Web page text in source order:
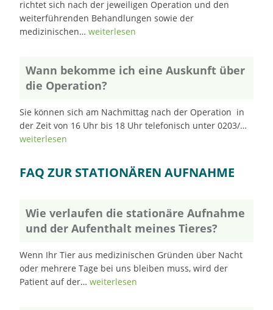
richtet sich nach der jeweiligen Operation und den
weiterführenden Behandlungen sowie der
medizinischen…weiterlesen
Wann bekomme ich eine Auskunft über
die Operation?
Sie können sich am Nachmittag nach der Operation in
der Zeit von 16 Uhr bis 18 Uhr telefonisch unter 0203/…
weiterlesen
FAQ ZUR STATIONÄREN AUFNAHME
Wie verlaufen die stationäre Aufnahme
und der Aufenthalt meines Tieres?
Wenn Ihr Tier aus medizinischen Gründen über Nacht
oder mehrere Tage bei uns bleiben muss, wird der
Patient auf der…weiterlesen